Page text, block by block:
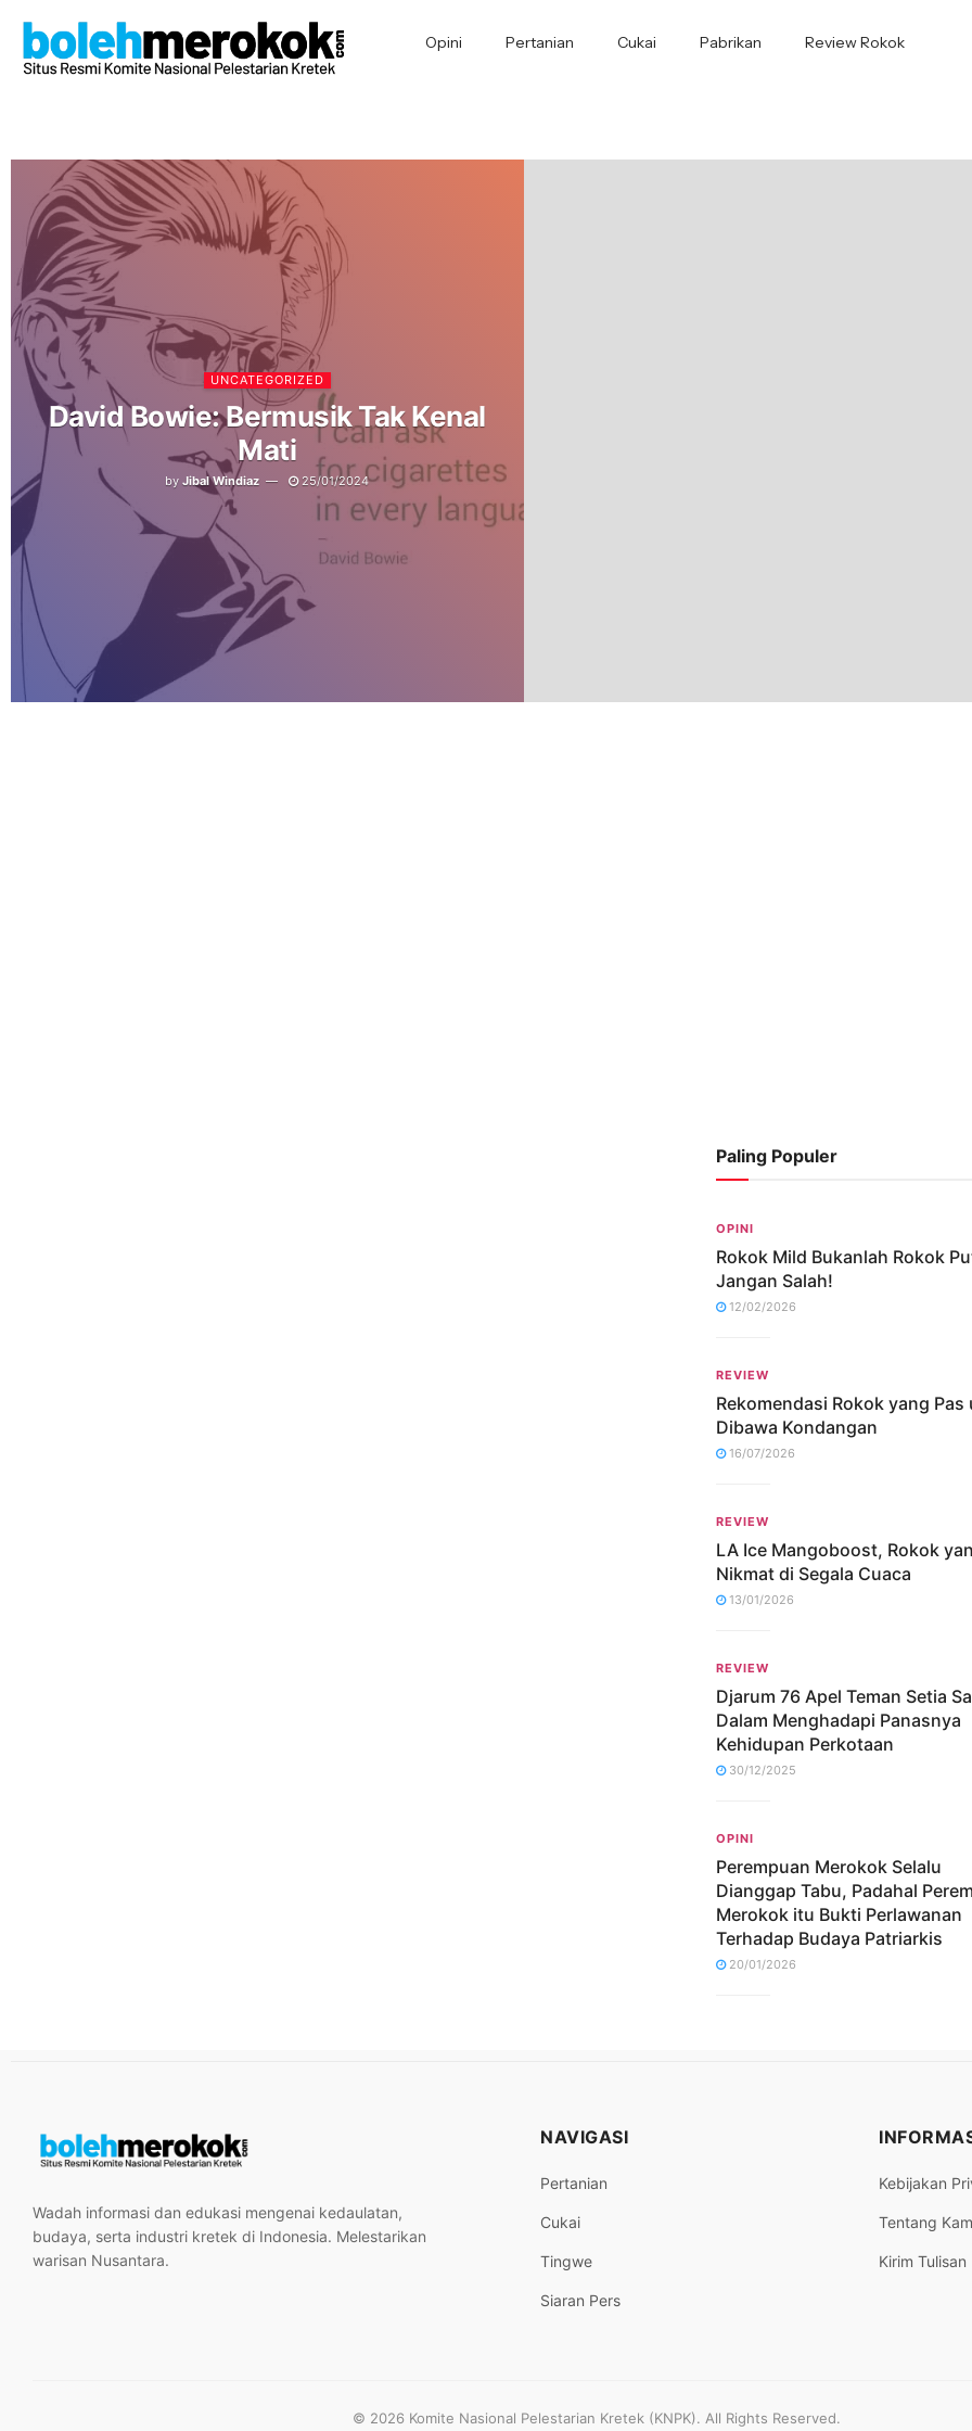
Opini Pertanian Cukai Pabrikan Review Rokok
UNCATEGORIZED
David Bowie: Bermusik Tak Kenal
Mati
by Jibal Windiaz 25/01/2024
Paling Populer
OPINI
Rokok Mild Bukanlah Rokok
Jangan Salah!
12/02/2026
REVIEW
Rekomendasi Rokok yang
Dibawa Kondangan
16/07/2026
REVIEW
LA Ice Mangoboost, Rokok
Nikmat di Segala Cuaca
13/01/2026
REVIEW
Djarum 76 Apel Teman Setia
Dalam Menghadapi Panasnya
Kehidupan Perkotaan
30/12/2025
OPINI
Perempuan Merokok Selalu
Dianggap Tabu, Padahal
Merokok itu Bukti Perlawanan
Terhadap Budaya Patriarkis
20/01/2026
Wadah informasi dan edukasi mengenai kedaulatan,
budaya, serta industri kretek di Indonesia. Melestarikan
warisan Nusantara.
NAVIGASI
Pertanian
Cukai
Tingwe
Siaran Pers
Kebijakan
Tentang
Kirim Tulisan
© 2026 Komite Nasional Pelestarian Kretek (KNPK). All Rights Reserved.